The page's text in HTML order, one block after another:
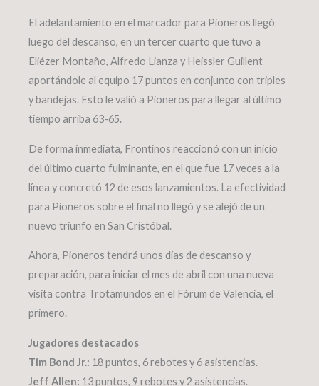
El adelantamiento en el marcador para Pioneros llegó
luego del descanso, en un tercer cuarto que tuvo a
Eliézer Montaño, Alfredo Lianza y Heissler Guillent
aportándole al equipo 17 puntos en conjunto con triples
y bandejas. Esto le valió a Pioneros para llegar al último
tiempo arriba 63-65.
De forma inmediata, Frontinos reaccionó con un inicio
del último cuarto fulminante, en el que fue 17 veces a la
línea y concretó 12 de esos lanzamientos. La efectividad
para Pioneros sobre el final no llegó y se alejó de un
nuevo triunfo en San Cristóbal.
Ahora, Pioneros tendrá unos días de descanso y
preparación, para iniciar el mes de abril con una nueva
visita contra Trotamundos en el Fórum de Valencia, el
primero.
Jugadores destacados
Tim Bond Jr.: 18 puntos, 6 rebotes y 6 asistencias.
Jeff Allen: 13 puntos, 9 rebotes y 2 asistencias.